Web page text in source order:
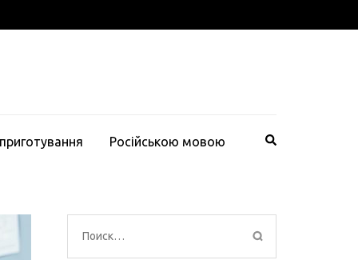
Російською мовою
Найти: